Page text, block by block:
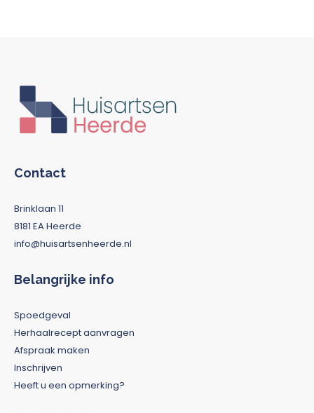
Contact
Brinklaan 11
8181 EA Heerde
info@huisartsenheerde.nl
Belangrijke info
Spoedgeval
Herhaalrecept aanvragen
Afspraak maken
Inschrijven
Heeft u een opmerking?